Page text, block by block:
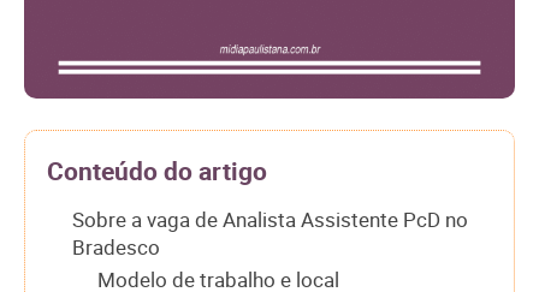
Conteúdo do artigo
Sobre a vaga de Analista Assistente PcD no
Bradesco
Modelo de trabalho e local